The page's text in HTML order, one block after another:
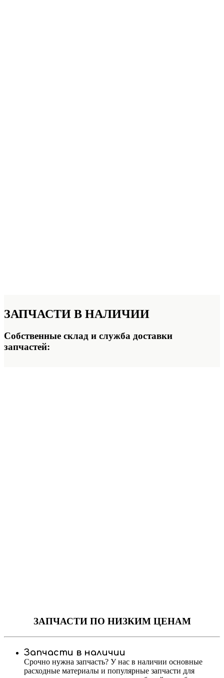
ЗАПЧАСТИ В НАЛИЧИИ
Собственные склад и служба доставки
запчастей:
ЗАПЧАСТИПО НИЗКИМ ЦЕНАМ
Запчасти в наличии
Срочно нужна запчасть? У нас в наличии основные
расходные материалы и популярные запчасти для